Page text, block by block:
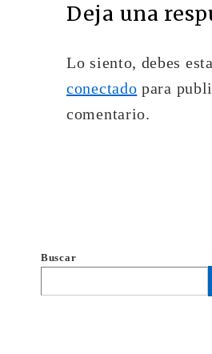
Deja una
Lo siento, debes
conectado para
comentario.
Buscar